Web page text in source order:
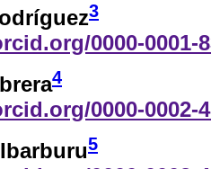
3
0000-0001-
4
0000-0002-
5